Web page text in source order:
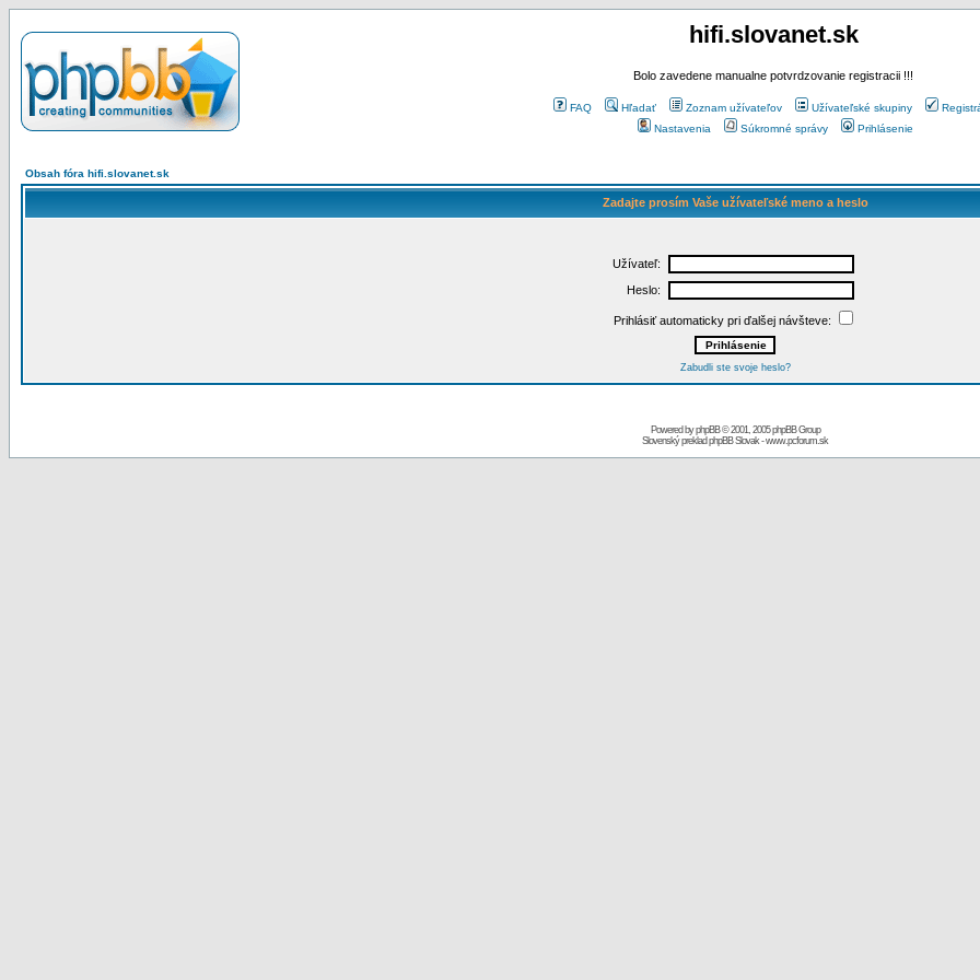
hifi.slovanet.sk
Bolo zavedene manualne potvrdzovanie registracii !!!
FAQ Hľadať Zoznam užívateľov Užívateľské skupiny
Nastavenia
Súkromné správy Prihlásenie
Obsah fóra hifi.slovanet.sk
Zadajte prosím Vaše užívateľské meno a heslo
Užívateľ:
Heslo:
Prihlásiť automaticky pri ďalšej návšteve:
Zabudli ste svoje heslo?
Powered byphpBB© 2001, 2005 phpBB Group
Slovenský preklad phpBB Slovak-www.pcforum.sk